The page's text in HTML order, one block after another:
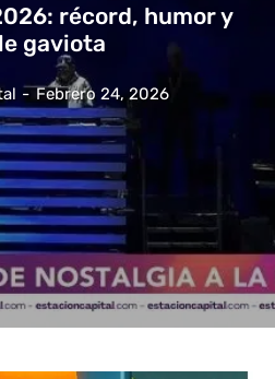
récord, humor y
gaviota
- Febrero 24, 2026